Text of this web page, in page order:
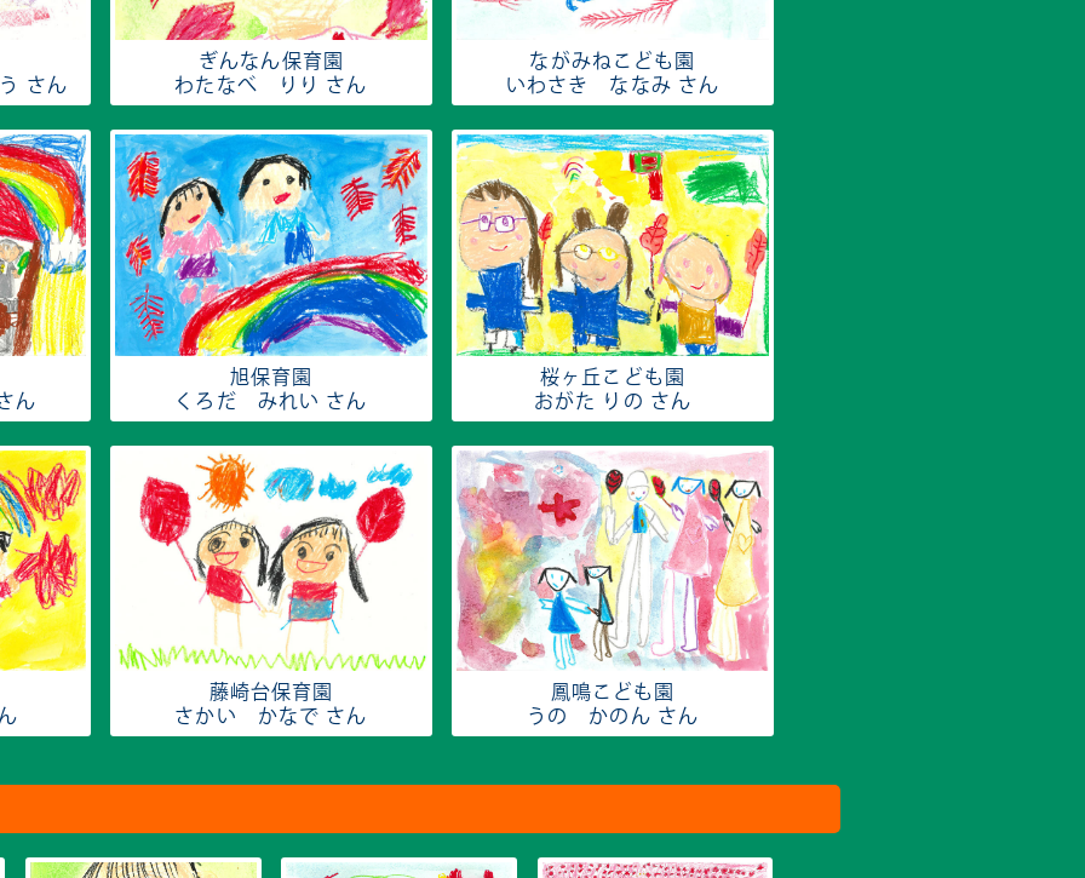
さん
ぎんなん保育園
わたなべ りり さん
ながみねこども園
いわさき ななみ さん
ん
旭保育園
くろだ みれい さん
桜ヶ丘こども園
おがた りの さん
藤崎台保育園
さかい かなで さん
鳳鳴こども園
うの かのん さん